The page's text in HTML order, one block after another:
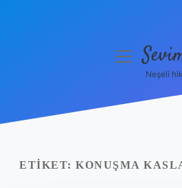
Yasal Uyarı
menüyü
Neşeli
ETIKET: KONUŞMA